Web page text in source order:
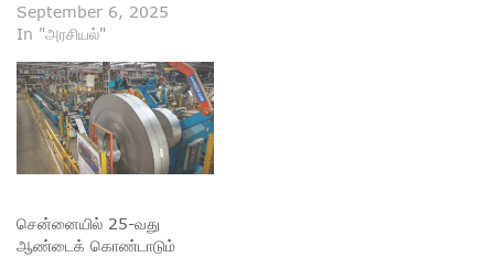
September 6, 2025
In "அரசியல்"
சென்னையில் 25-வது
ஆண்டைக் கொண்டாடும்